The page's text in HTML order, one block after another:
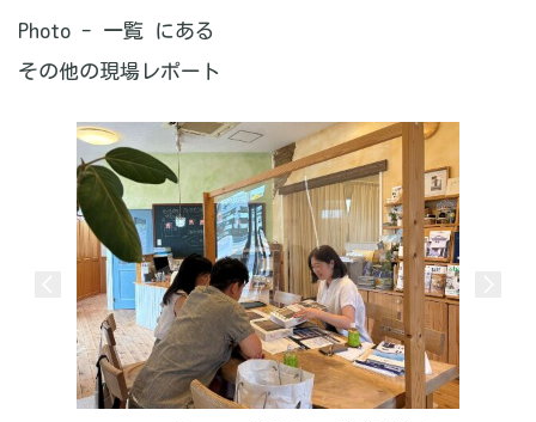
Photo - 一覧 にある
その他の現場レポート